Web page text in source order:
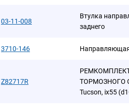
03-11-008
Втулка
заднего
3710-146 Направляющая
Z82717R
ТОРМОЗНОГО
Tucson, ix55